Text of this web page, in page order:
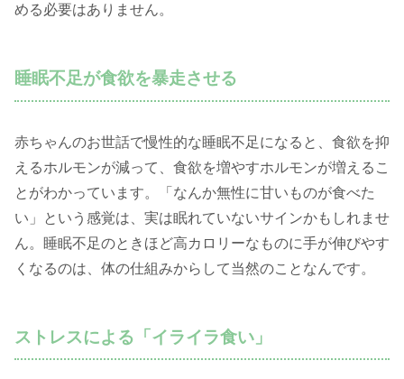
める必要はありません。
睡眠不足が食欲を暴走させる
赤ちゃんのお世話で慢性的な睡眠不足になると、食欲を抑
えるホルモンが減って、食欲を増やすホルモンが増えるこ
とがわかっています。「なんか無性に甘いものが食べた
い」という感覚は、実は眠れていないサインかもしれませ
ん。睡眠不足のときほど高カロリーなものに手が伸びやす
くなるのは、体の仕組みからして当然のことなんです。
ストレスによる「イライラ食い」